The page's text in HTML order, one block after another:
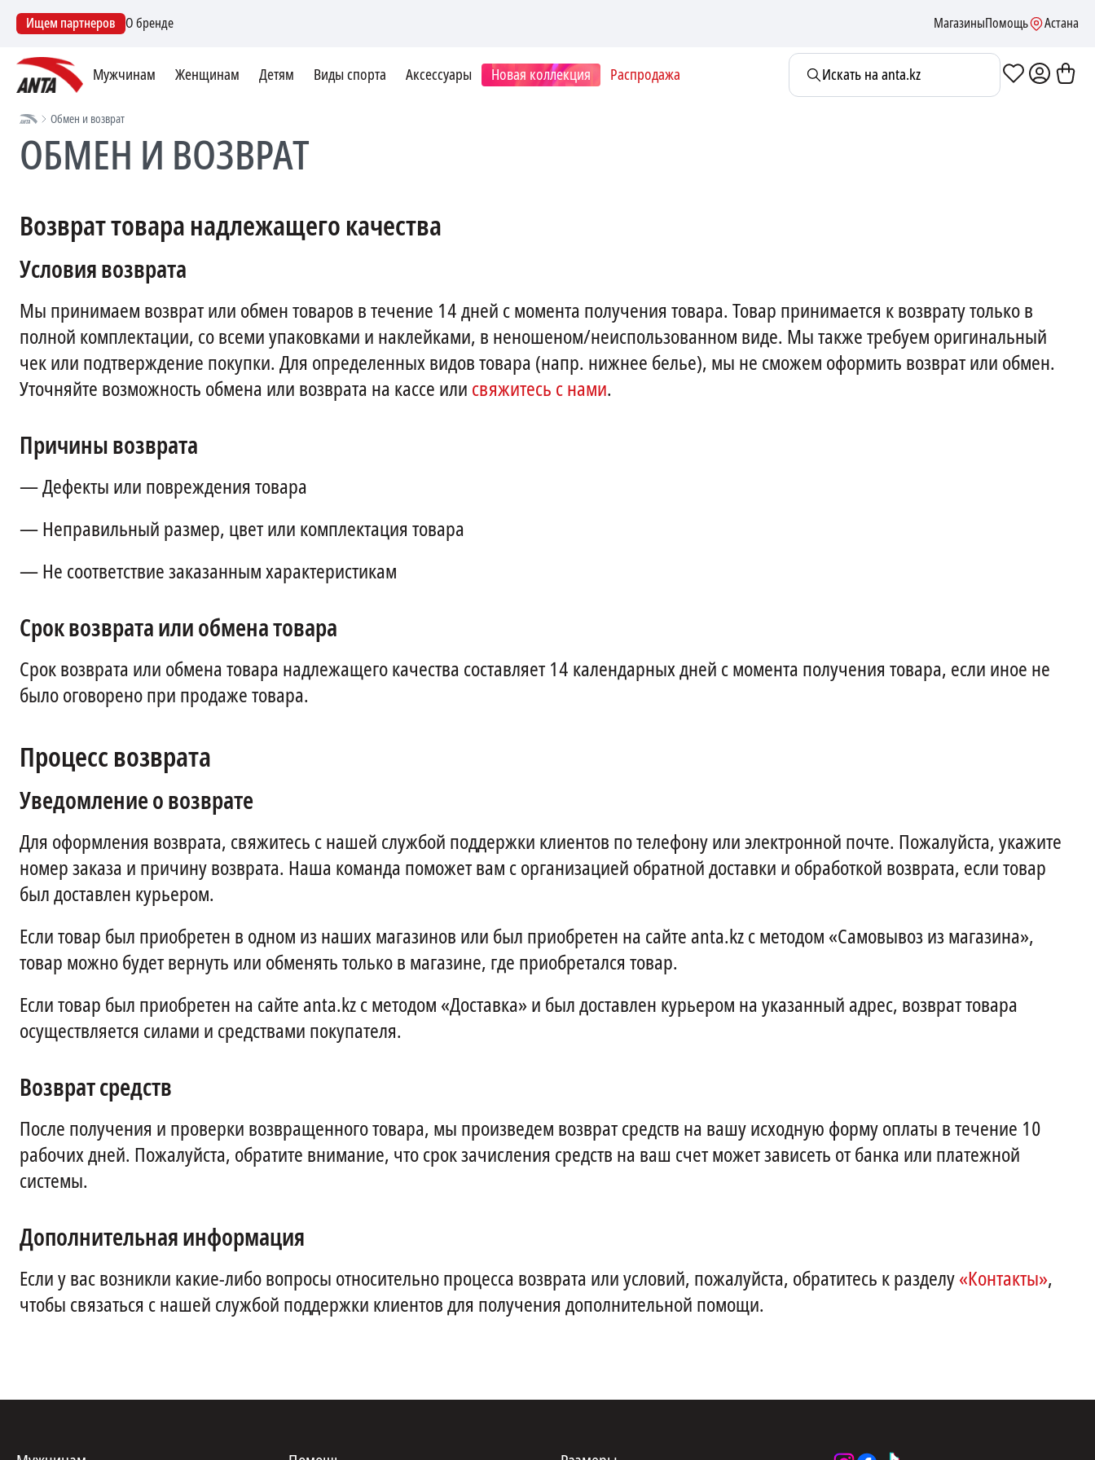
Ищем партнеров О бренде МагазиныПомощь Астана
Мужчинам Женщинам Детям Виды спорта Аксессуары Новая коллекция Распродажа Искать на anta.kz
Обмен и возврат
ОБМЕН И ВОЗВРАТ
Возврат товара надлежащего качества
Условия возврата
Мы принимаем возврат или обмен товаров в течение 14 дней с момента получения товара. Товар принимается к возврату только в
полной комплектации, со всеми упаковками и наклейками, в неношеном/неиспользованном виде. Мы также требуем оригинальный
чек или подтверждение покупки. Для определенных видов товара (напр. нижнее белье), мы не сможем оформить возврат или обмен.
Уточняйте возможность обмена или возврата на кассе или свяжитесь с нами.
Причины возврата
— Дефекты или повреждения товара
— Неправильный размер, цвет или комплектация товара
— Не соответствие заказанным характеристикам
Срок возврата или обмена товара
Срок возврата или обмена товара надлежащего качества составляет 14 календарных дней с момента получения товара, если иное не
было оговорено при продаже товара.
Процесс возврата
Уведомление о возврате
Для оформления возврата, свяжитесь с нашей службой поддержки клиентов по телефону или электронной почте. Пожалуйста, укажите
номер заказа и причину возврата. Наша команда поможет вам с организацией обратной доставки и обработкой возврата, если товар
был доставлен курьером.
Если товар был приобретен в одном из наших магазинов или был приобретен на сайте anta.kz с методом «Самовывоз из магазина»,
товар можно будет вернуть или обменять только в магазине, где приобретался товар.
Если товар был приобретен на сайте anta.kz с методом «Доставка» и был доставлен курьером на указанный адрес, возврат товара
осуществляется силами и средствами покупателя.
Возврат средств
После получения и проверки возвращенного товара, мы произведем возврат средств на вашу исходную форму оплаты в течение 10
рабочих дней. Пожалуйста, обратите внимание, что срок зачисления средств на ваш счет может зависеть от банка или платежной
системы.
Дополнительная информация
Если у вас возникли какие-либо вопросы относительно процесса возврата или условий, пожалуйста, обратитесь к разделу«Контакты»,
чтобы связаться с нашей службой поддержки клиентов для получения дополнительной помощи.